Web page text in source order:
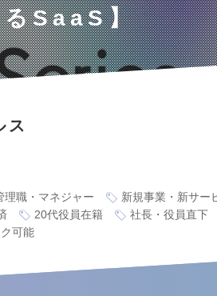
るSaaS】
ス
理職・マネジャー
新規事業・新サー
20代役員在籍
社長・役員直下
可能